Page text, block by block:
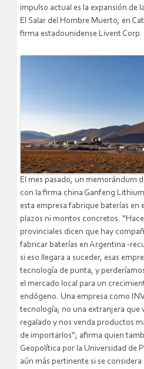
impulso actual es la expansión de
El Salar del Hombre Muerto, en
firma estadounidense Livent Corp.
El mes pasado, un memorándum
con la firma china Ganfeng
esta empresa fabrique baterías en
plazos ni montos concretos.
provinciales dicen que hay
fabricar baterías en Argentina -
si eso llegara a suceder, esas
tecnología de punta, y
el mercado local para un
endógeno. Una empresa como
tecnología; no una extranjera que
regalado y nos venda productos
de importarlos”; afirma quien
Geopolítica por la Universidad de
aún más pertinente si se considera